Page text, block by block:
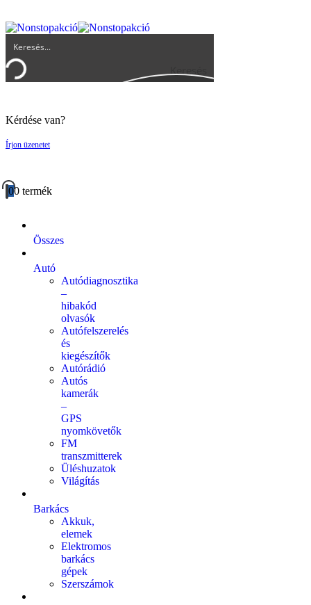
Keresés
Kérdése van?
Írjon üzenetet
00 termék
Összes
Autó
Autódiagnosztika
–
hibakód
olvasók
Autófelszerelés
és
kiegészítők
Autórádió
Autós
kamerák
–
GPS
nyomkövetők
FM
transzmitterek
Üléshuzatok
Világítás
Barkács
Akkuk,
elemek
Elektromos
barkács
gépek
Szerszámok